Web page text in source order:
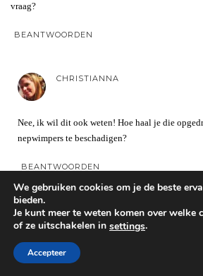
vraag?
BEANTWOORDEN
CHRISTIANNA
Nee, ik wil dit ook weten! Hoe haal je die
nepwimpers te beschadigen?
BEANTWOORDEN
SOPHIE
wooo ze lijken me echt suuuperfijn. ik denk dat ik
We gebruiken cookies om je de beste
bieden.
Je kunt meer te weten komen over welke
of ze uitschakelen in settings.
Accepteer